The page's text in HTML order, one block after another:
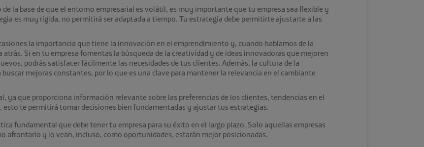
de la base de que el entorno empresarial es volátil, es muy importante que tu empresa sea flexible y
es muy rígida, no permitirá ser adaptada a tiempo. Tu estrategia debe permitirte ajustarte a las
la importancia que tiene la innovación en el emprendimiento y, cuando hablamos de la
atrás. Si en tu empresa fomentas la búsqueda de la creatividad y de ideas innovadoras que mejoren
podrás satisfacer fácilmente las necesidades de tus clientes. Además, la cultura de la
mejoras constantes, por lo que es una clave para mantener la relevancia en el cambiante
ya que proporciona información relevante sobre las preferencias de los clientes, tendencias en el
esto te permitirá tomar decisiones bien fundamentadas y ajustar tus estrategias.
fundamental que debe tener tu empresa para su éxito en el largo plazo. Solo aquellas empresas
afrontarlo y lo vean, incluso, como oportunidades, estarán mejor posicionadas.